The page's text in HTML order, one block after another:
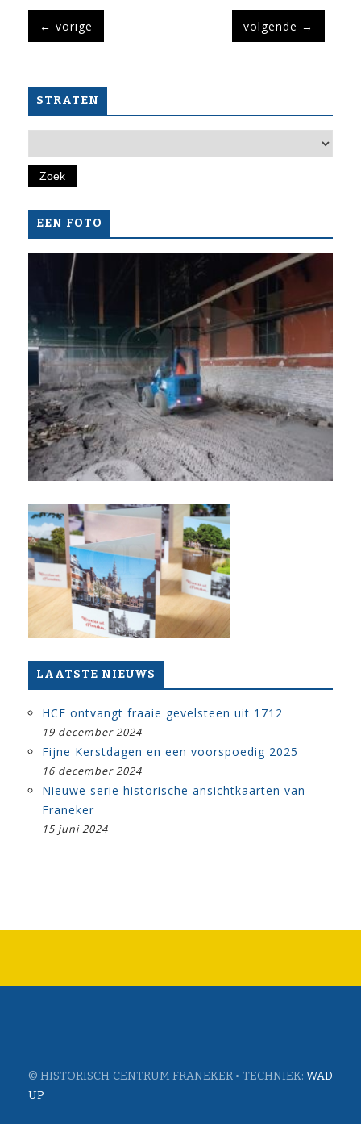
volgende →
← vorige
STRATEN
EEN FOTO
LAATSTE NIEUWS
HCF ontvangt fraaie gevelsteen uit 1712
19 december 2024
Fijne Kerstdagen en een voorspoedig 2025
16 december 2024
Nieuwe serie historische ansichtkaarten van
Franeker
15 juni 2024
© HISTORISCH CENTRUM FRANEKER • TECHNIEK: WAD
UP